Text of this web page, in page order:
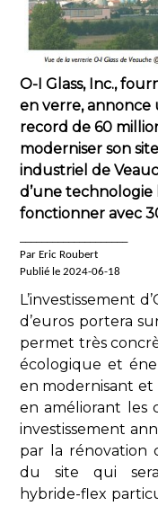
O-I Glass, Inc.,
en verre, annonce
record de 60
moderniser son site
industriel de
d’une
fonctionner avec
Par Eric Roubert
Publié le 2024-06-18
L’investissement
d’euros portera
permet très
écologique et
en modernisant et
en améliorant les
investissement
par la rénovation
du site qui
hybride-flex